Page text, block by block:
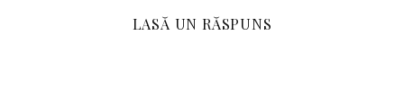
LASĂ UN RĂSPUNS